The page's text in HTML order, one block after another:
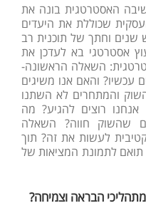
האסטרטגית בונה את
שכוללת את היעדים
וחתך של תוכנית רב
יעוץ אסטרטגי בא לעדכן את
השאלה הראשונה-
עכשיו? והאם אנו משיגים
והמתחרים לא השתנו
רוצים להגיע? מה
שהשוק חווה? השאלה
לעשות את זה? תוך
תואם לתמונת המציאות של
הבראה וצמיחה?